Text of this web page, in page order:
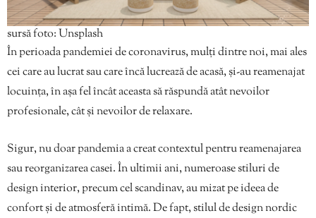
sursă foto: Unsplash
În perioada pandemiei de coronavirus, mulți dintre noi, mai ales
cei care au lucrat sau care încă lucrează de acasă, și-au reamenajat
locuința, în așa fel încât aceasta să răspundă atât nevoilor
profesionale, cât și nevoilor de relaxare.
Sigur, nu doar pandemia a creat contextul pentru reamenajarea
sau reorganizarea casei. În ultimii ani, numeroase stiluri de
design interior, precum cel scandinav, au mizat pe ideea de
confort și de atmosferă intimă. De fapt, stilul de design nordic